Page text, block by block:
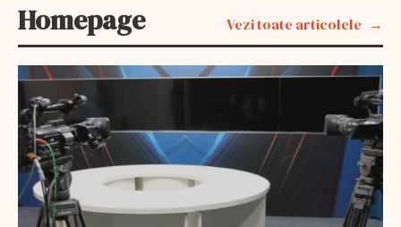
Homepage Vezi toate articolele
EXCLUSIV